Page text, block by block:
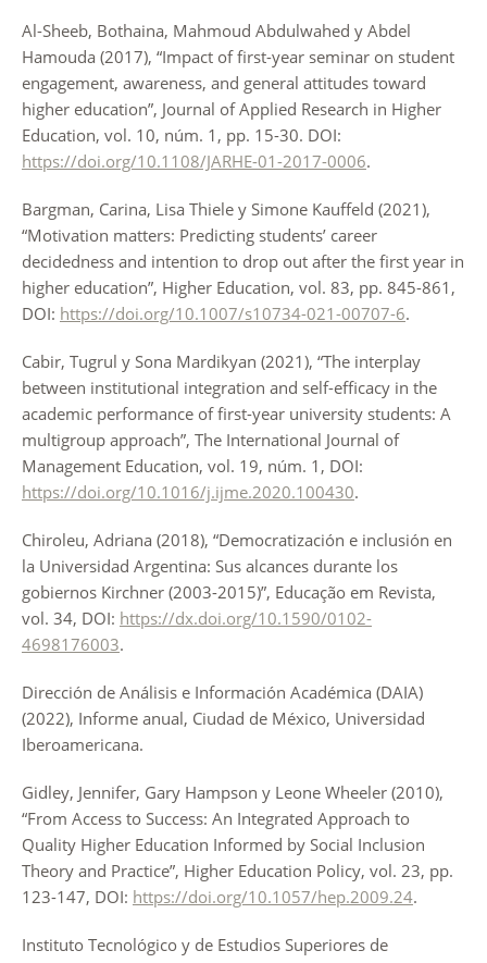
Al-Sheeb, Bothaina, Mahmoud Abdulwahed y Abdel
Hamouda (2017), “Impact of first-year seminar on student
engagement, awareness, and general attitudes toward
higher education”, Journal of Applied Research in Higher
Education, vol. 10, núm. 1, pp. 15-30. DOI:
https://doi.org/10.1108/JARHE-01-2017-0006.
Bargman, Carina, Lisa Thiele y Simone Kauffeld (2021),
“Motivation matters: Predicting students’ career
decidedness and intention to drop out after the first year in
higher education”, Higher Education, vol. 83, pp. 845-861,
DOI: https://doi.org/10.1007/s10734-021-00707-6.
Cabir, Tugrul y Sona Mardikyan (2021), “The interplay
between institutional integration and self-efficacy in the
academic performance of first-year university students: A
multigroup approach”, The International Journal of
Management Education, vol. 19, núm. 1, DOI:
https://doi.org/10.1016/j.ijme.2020.100430.
Chiroleu, Adriana (2018), “Democratización e inclusión en
la Universidad Argentina: Sus alcances durante los
gobiernos Kirchner (2003-2015)”, Educação em Revista,
vol. 34, DOI: https://dx.doi.org/10.1590/0102-
4698176003.
Dirección de Análisis e Información Académica (DAIA)
(2022), Informe anual, Ciudad de México, Universidad
Iberoamericana.
Gidley, Jennifer, Gary Hampson y Leone Wheeler (2010),
“From Access to Success: An Integrated Approach to
Quality Higher Education Informed by Social Inclusion
Theory and Practice”, Higher Education Policy, vol. 23, pp.
123-147, DOI: https://doi.org/10.1057/hep.2009.24.
Instituto Tecnológico y de Estudios Superiores de